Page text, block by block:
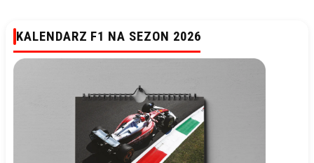
KALENDARZ F1 NA SEZON 2026